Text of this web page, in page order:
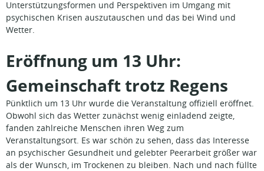
Unterstützungsformen und Perspektiven im Umgang mit
psychischen Krisen auszutauschen und das bei Wind und
Wetter.
Eröffnung um 13 Uhr:
Gemeinschaft trotz Regens
Pünktlich um 13 Uhr wurde die Veranstaltung offiziell eröffnet.
Obwohl sich das Wetter zunächst wenig einladend zeigte,
fanden zahlreiche Menschen ihren Weg zum
Veranstaltungsort. Es war schön zu sehen, dass das Interesse
an psychischer Gesundheit und gelebter Peerarbeit größer war
als der Wunsch, im Trockenen zu bleiben. Nach und nach füllte